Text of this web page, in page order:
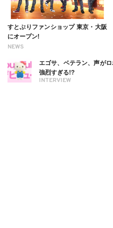
NEWS
すとぷりファンショップ 東京・大阪
にオープン!
INTERVIEW
エゴサ、ベテラン、声が
強烈すぎる!?